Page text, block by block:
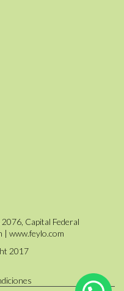
Capital Federal
| www.feylo.com
2017